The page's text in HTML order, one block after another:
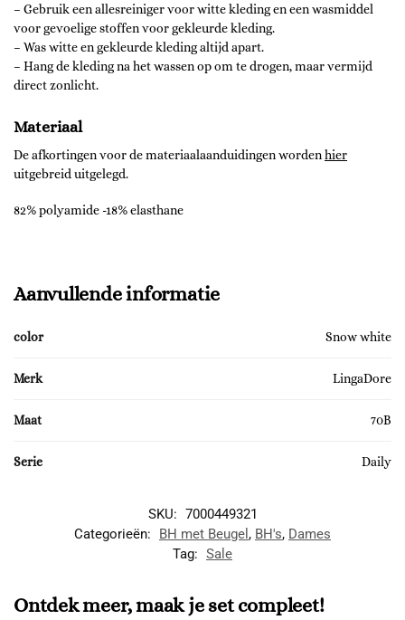
– Gebruik een allesreiniger voor witte kleding en een wasmiddel
voor gevoelige stoffen voor gekleurde kleding.
– Was witte en gekleurde kleding altijd apart.
– Hang de kleding na het wassen op om te drogen, maar vermijd
direct zonlicht.
Materiaal
De afkortingen voor de materiaalaanduidingen wordenhier
uitgebreid uitgelegd.
82% polyamide -18% elasthane
Aanvullende informatie
color Snow white
Merk LingaDore
Maat 70B
Serie Daily
SKU: 7000449321
Categorieën:
BH met Beugel , BH's, Dames
Tag: Sale
Ontdek meer, maak je set compleet!